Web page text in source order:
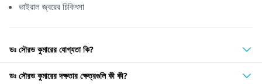
ভাইরাল জ্বরের চিকিৎসা
ডঃ সৌরভ কুমারের যোগ্যতা কি?
ডঃ সৌরভ কুমারের দক্ষতার ক্ষেত্রগুলি কী কী?